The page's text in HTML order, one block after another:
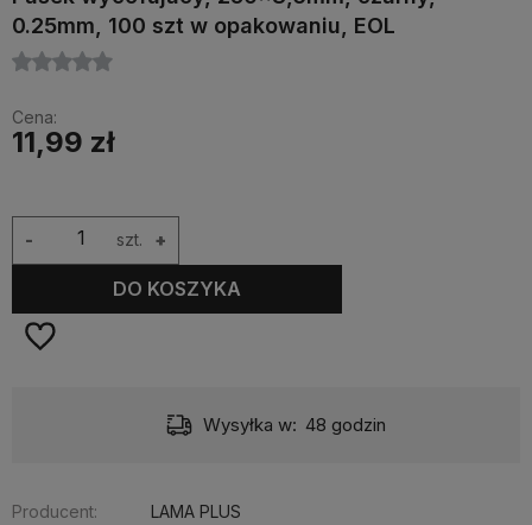
0.25mm, 100 szt w opakowaniu, EOL
Cena:
11,99 zł
szt. +
-
DO KOSZYKA
Wysyłka w: 48 godzin
Producent:
LAMA PLUS